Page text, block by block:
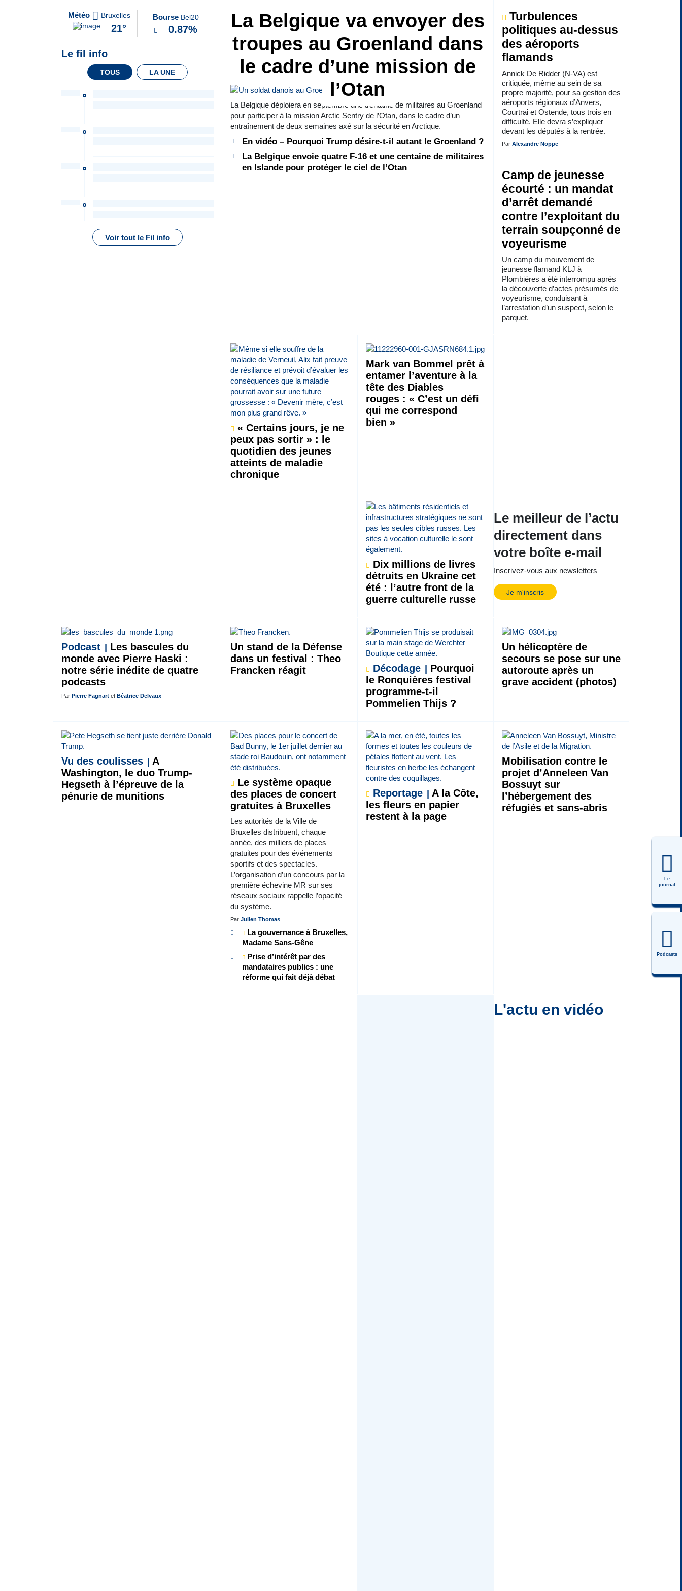
Le
journal
Podcasts
du Soir
Une
La Belgique va envoyer des
troupes au Groenland dans
le cadre d’une mission de
l’Otan
La Belgique déploiera en septembre une trentaine de militaires au Groenland
pour participer à la mission Arctic Sentry de l’Otan, dans le cadre d’un
entraînement de deux semaines axé sur la sécurité en Arctique.
En vidéo – Pourquoi Trump désire-t-il autant le Groenland ?
La Belgique envoie quatre F-16 et une centaine de militaires
en Islande pour protéger le ciel de l’Otan
Turbulences
politiques au-dessus
des aéroports
flamands
Annick De Ridder (N-VA) est
critiquée, même au sein de sa
propre majorité, pour sa gestion des
aéroports régionaux d’Anvers,
Courtrai et Ostende, tous trois en
difficulté. Elle devra s’expliquer
devant les députés à la rentrée.
Par Alexandre Noppe
Camp de jeunesse
écourté : un mandat
d’arrêt demandé
contre l’exploitant du
terrain soupçonné de
voyeurisme
Un camp du mouvement de
jeunesse flamand KLJ à
Plombières a été interrompu après
la découverte d’actes présumés de
voyeurisme, conduisant à
l’arrestation d’un suspect, selon le
parquet.
« Certains jours, je ne
peux pas sortir » : le
quotidien des jeunes
atteints de maladie
chronique
Mark van Bommel prêt à
entamer l’aventure à la
tête des Diables
rouges : « C’est un défi
qui me correspond
bien »
Dix millions de livres
détruits en Ukraine cet
été : l’autre front de la
guerre culturelle russe
Météo Bruxelles
21°
Bourse Bel20
0.87%
Le fil info
LA UNE
TOUS
Voir tout le Fil info
Le meilleur de l’actu
directement dans
votre boîte e-mail
Inscrivez-vous aux newsletters
Je m'inscris
Podcast
Les bascules du
monde avec Pierre Haski :
notre série inédite de quatre
podcasts
Par Pierre Fagnartet Béatrice Delvaux
Un stand de la Défense
dans un festival : Theo
Francken réagit
Décodage
Pourquoi
le Ronquières festival
programme-t-il
Pommelien Thijs ?
Un hélicoptère de
secours se pose sur une
autoroute après un
grave accident (photos)
Vu des coulisses
A
Washington, le duo Trump-
Hegseth à l’épreuve de la
pénurie de munitions
Le système opaque
des places de concert
gratuites à Bruxelles
Les autorités de la Ville de
Bruxelles distribuent, chaque
année, des milliers de places
gratuites pour des événements
sportifs et des spectacles.
L’organisation d’un concours par la
première échevine MR sur ses
réseaux sociaux rappelle l’opacité
du système.
Par Julien Thomas
La gouvernance à Bruxelles,
Madame Sans-Gêne
Prise d’intérêt par des
mandataires publics : une
réforme qui fait déjà débat
Reportage
A la Côte,
les fleurs en papier
restent à la page
Mobilisation contre le
projet d’Anneleen Van
Bossuyt sur
l’hébergement des
réfugiés et sans-abris
L'actu en vidéo